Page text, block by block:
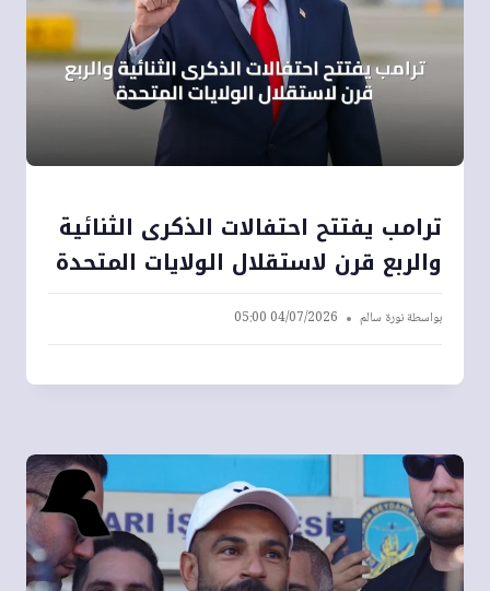
ترامب يفتتح احتفالات الذكرى الثنائية
والربع قرن لاستقلال الولايات المتحدة
بواسطةنورة سالم 04/07/2026 05:00